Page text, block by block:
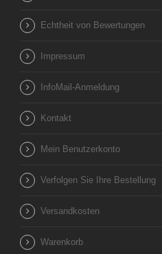
Echtheit von Bewertungen
Impressum
InfoMail-Anmeldung
Kontakt
Mein Benutzerkonto
Verfolgen Sie Ihre Bestellung
Versandkosten
Warenkorb